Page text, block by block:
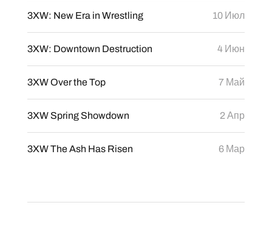
3XW: New Era in Wrestling 10 Июл
3XW: Downtown Destruction 4 Июн
3XW Over the Top 7 Май
3XW Spring Showdown 2 Апр
3XW The Ash Has Risen 6 Мар